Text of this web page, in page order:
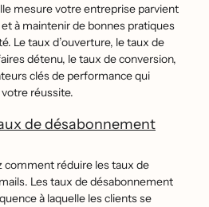
mesure votre entreprise parvient
à maintenir de bonnes pratiques
Le taux d’ouverture, le taux de
détenu, le taux de conversion,
clés de performance qui
réussite.
de désabonnement
réduire les taux de
Les taux de désabonnement
à laquelle les clients se